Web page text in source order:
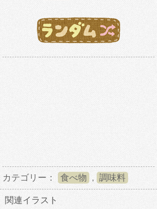
カテゴリー： 食べ物 , 調味料
関連イラスト